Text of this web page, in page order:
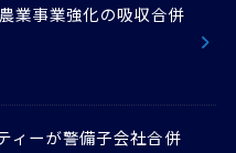
業事業強化の吸収合併
ィーが警備子会社合併